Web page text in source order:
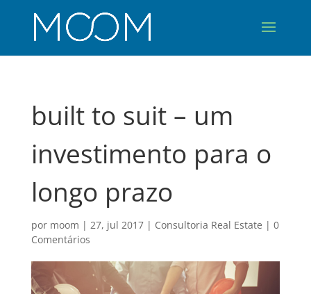
built to suit – um
investimento para o
longo prazo
por moom | 27, jul 2017| Consultoria Real Estate | 0
Comentários